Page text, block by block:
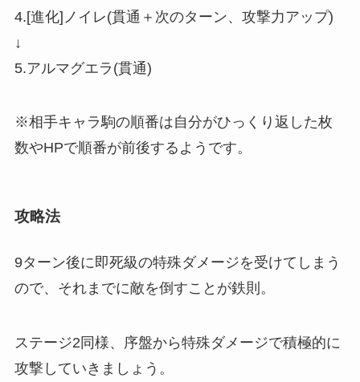
4.[進化]ノイレ(貫通＋次のターン、攻撃力アップ)
↓
5.アルマグエラ(貫通)
※相手キャラ駒の順番は自分がひっくり返した枚
数やHPで順番が前後するようです。
攻略法
9ターン後に即死級の特殊ダメージを受けてしまう
ので、それまでに敵を倒すことが鉄則。
ステージ2同様、序盤から特殊ダメージで積極的に
攻撃していきましょう。